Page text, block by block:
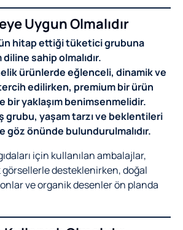
Uygun Olmalıdır
hitap ettiği tüketici grubuna
sahip olmalıdır.
ürünlerde eğlenceli, dinamik ve
edilirken, premium bir ürün
bir yaklaşım benimsenmelidir.
grubu, yaşam tarzı ve beklentileri
göz önünde bulundurulmalıdır.
için kullanılan ambalajlar,
desteklenirken, doğal
ve organik desenler ön planda